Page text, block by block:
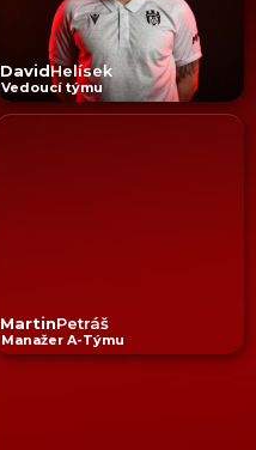
Vedoucí týmu
DavidHelísek
Manažer A-Týmu
MartinPetráš